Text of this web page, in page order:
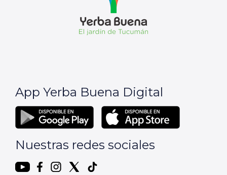
App Yerba Buena Digital
Nuestras redes sociales